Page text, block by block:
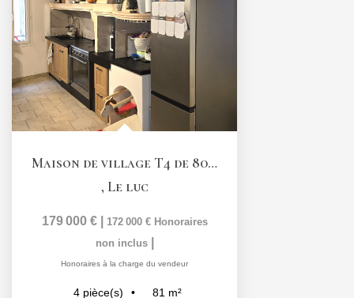
Maison de village T4 de 80,6 m2 avec garage et terrasse...
, Le luc
179 000 € 172 000 € Honoraires
non inclus
Honoraires à la charge du vendeur
4 pièce(s) 81 m²